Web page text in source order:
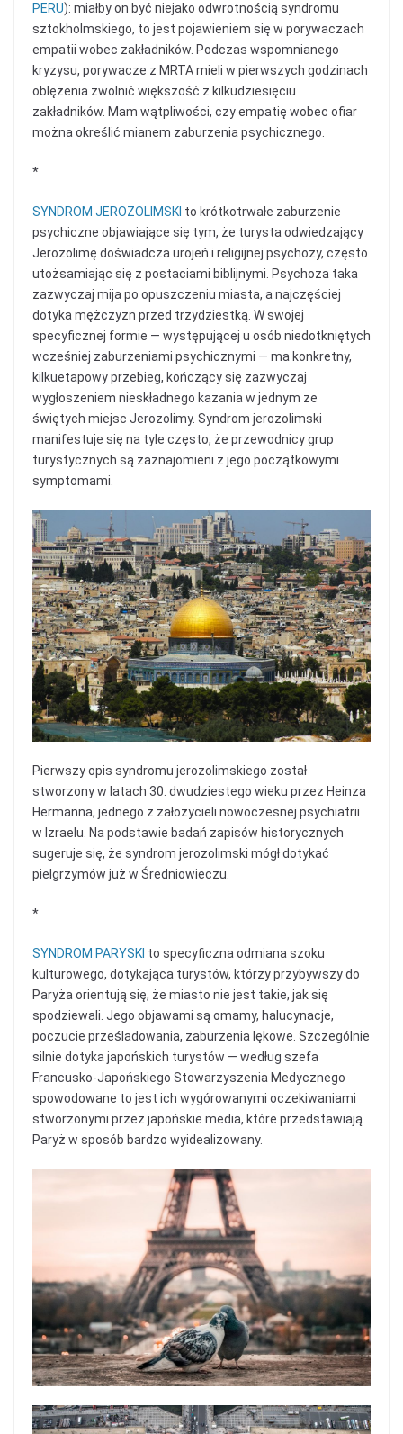
PERU): miałby on być niejako odwrotnością syndromu
sztokholmskiego, to jest pojawieniem się w porywaczach
empatii wobec zakładników. Podczas wspomnianego
kryzysu, porywacze z MRTA mieli w pierwszych godzinach
oblężenia zwolnić większość z kilkudziesięciu
zakładników. Mam wątpliwości, czy empatię wobec ofiar
można określić mianem zaburzenia psychicznego.
*
SYNDROM JEROZOLIMSKI to krótkotrwałe zaburzenie
psychiczne objawiające się tym, że turysta odwiedzający
Jerozolimę doświadcza urojeń i religijnej psychozy, często
utożsamiając się z postaciami biblijnymi. Psychoza taka
zazwyczaj mija po opuszczeniu miasta, a najczęściej
dotyka mężczyzn przed trzydziestką. W swojej
specyficznej formie — występującej u osób niedotkniętych
wcześniej zaburzeniami psychicznymi — ma konkretny,
kilkuetapowy przebieg, kończący się zazwyczaj
wygłoszeniem nieskładnego kazania w jednym ze
świętych miejsc Jerozolimy. Syndrom jerozolimski
manifestuje się na tyle często, że przewodnicy grup
turystycznych są zaznajomieni z jego początkowymi
symptomami.
Pierwszy opis syndromu jerozolimskiego został
stworzony w latach 30. dwudziestego wieku przez Heinza
Hermanna, jednego z założycieli nowoczesnej psychiatrii
w Izraelu. Na podstawie badań zapisów historycznych
sugeruje się, że syndrom jerozolimski mógł dotykać
pielgrzymów już w Średniowieczu.
*
SYNDROM PARYSKI to specyficzna odmiana szoku
kulturowego, dotykająca turystów, którzy przybywszy do
Paryża orientują się, że miasto nie jest takie, jak się
spodziewali. Jego objawami są omamy, halucynacje,
poczucie prześladowania, zaburzenia lękowe. Szczególnie
silnie dotyka japońskich turystów — według szefa
Francusko-Japońskiego Stowarzyszenia Medycznego
spowodowane to jest ich wygórowanymi oczekiwaniami
stworzonymi przez japońskie media, które przedstawiają
Paryż w sposób bardzo wyidealizowany.